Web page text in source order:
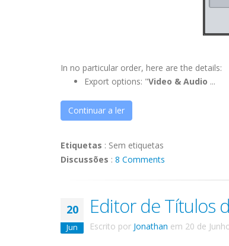
In no particular order, here are the details:
Export options: "Video & Audio ...
Continuar a ler
Etiquetas : Sem etiquetas
Discussões : 8 Comments
20
Jun
Editor de Títulos
Escrito por Jonathan em 20 de